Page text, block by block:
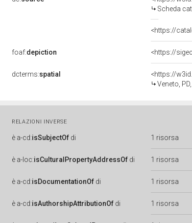
Scheda
<https://
foaf:depiction <https://
dcterms:spatial
<https://
Veneto,
RELAZIONI INVERSE
è a-cd:isSubjectOf di 1 risorsa
è a-loc:isCulturalPropertyAddressOf di 1 risorsa
è a-cd:isDocumentationOf di 1 risorsa
è a-cd:isAuthorshipAttributionOf di 1 risorsa